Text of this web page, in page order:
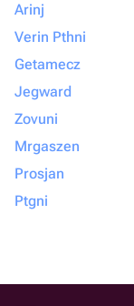
Arinj
Verin Pthni
Getamecz
Jegward
Zovuni
Mrgaszen
Prosjan
Ptgni